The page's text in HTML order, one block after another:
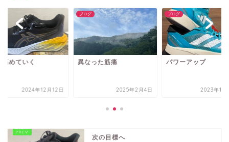
高めていく
2024年12月12日
ブログ
異なった筋痛
2025年2月4日
ブログ
パワーアップ
2023年11
次の目標へ